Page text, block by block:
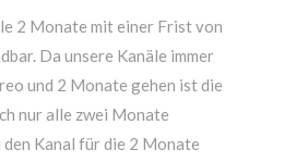
2 Monate mit einer Frist von
Da unsere Kanäle immer
und 2 Monate gehen ist die
nur alle zwei Monate
den Kanal für die 2 Monate